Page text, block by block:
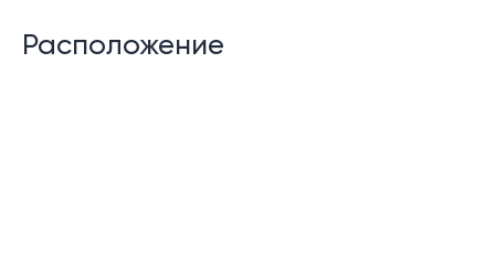
Расположение